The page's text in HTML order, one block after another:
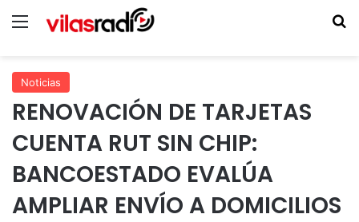
Menú
Noticias
RENOVACIÓN DE TARJETAS
CUENTA RUT SIN CHIP:
BANCOESTADO EVALÚA
AMPLIAR ENVÍO A DOMICILIOS